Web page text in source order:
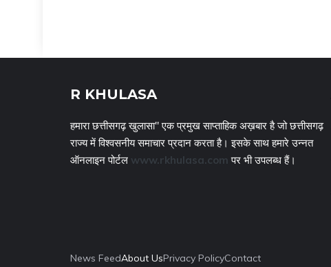
R KHULASA
हमारा छत्तीसगढ़ खुलासा" एक प्रमुख साप्ताहिक अख़बार है जो छत्तीसगढ़
राज्य में विश्वसनीय समाचार प्रदान करता है। इसके साथ हमारे उन्नत
ऑनलाइन पोर्टल www.rkhulasa.com पर भी उपलब्ध हैं।
News FeedAbout UsPrivacy PolicyContact